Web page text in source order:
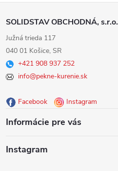
Z
á
p
ä
e
SOLIDSTAV OBCHODNÁ, s.r.o.
Južná trieda 117
040 01 Košice, SR
+421 908 937 252
info@pekne-kurenie.sk
Facebook Instagram
Informácie pre vás
Instagram